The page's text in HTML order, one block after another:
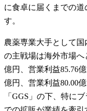
に食卓に届くまでの
す。
農薬専業大手として
の主戦場は海外市場へ
億円、営業利益85.76
億円、営業利益80.00
「GGS」の下、特に